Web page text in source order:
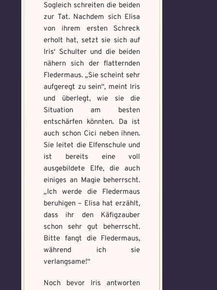
Sogleich schreiten die beiden
zur Tat. Nachdem sich Elisa
von ihrem ersten Schreck
erholt hat, setzt sie sich auf
Iris‘ Schulter und die beiden
nähern sich der flatternden
Fledermaus. „Sie scheint sehr
aufgeregt zu sein“, meint Iris
und überlegt, wie sie die
Situation am besten
entschärfen könnten. Da ist
auch schon Cici neben ihnen.
Sie leitet die Elfenschule und
ist bereits eine voll
ausgebildete Elfe, die auch
einiges an Magie beherrscht.
„Ich werde die Fledermaus
beruhigen – Elisa hat erzählt,
dass ihr den Käfigzauber
schon sehr gut beherrscht.
Bitte fangt die Fledermaus,
während ich sie
verlangsame!“
Noch bevor Iris antworten